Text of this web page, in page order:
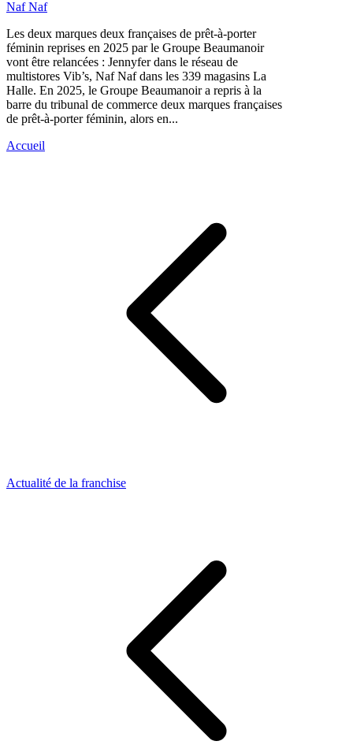
Naf Naf
Les deux marques deux françaises de prêt-à-porter
féminin reprises en 2025 par le Groupe Beaumanoir
vont être relancées : Jennyfer dans le réseau de
multistores Vib’s, Naf Naf dans les 339 magasins La
Halle. En 2025, le Groupe Beaumanoir a repris à la
barre du tribunal de commerce deux marques françaises
de prêt-à-porter féminin, alors en...
Accueil
Actualité de la franchise